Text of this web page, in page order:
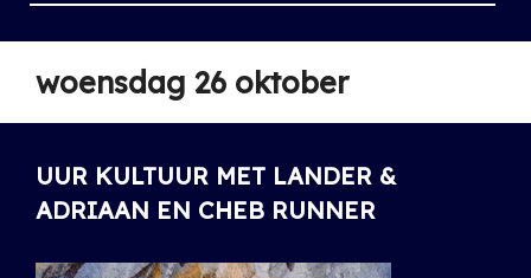
woensdag 26 oktober
UUR KULTUUR MET LANDER &
ADRIAAN EN CHEB RUNNER